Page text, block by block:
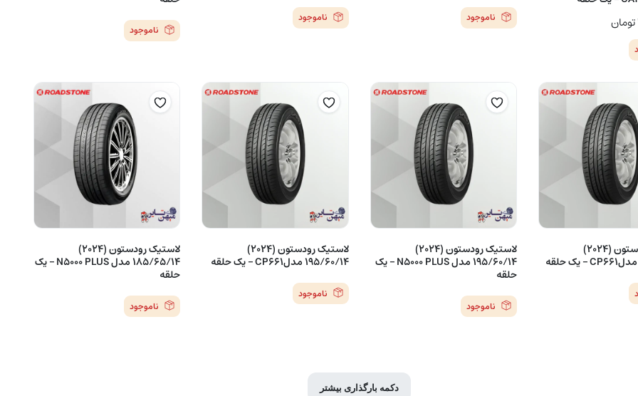
تومان ناموجود ناموجود
ناموجود
لاستیک رودستون (2024) لاستیک رودستون (2024)
195/60/14 مدل N5000 PLUS – یک
حلقه
ناموجود
لاستیک رودستون (2024)
195/60/14 مدلCP661 – یک حلقه
ناموجود
لاستیک رودستون (2024)
185/65/14 مدل N5000 PLUS – یک
حلقه
ناموجود
دکمه بارگذاری بیشتر